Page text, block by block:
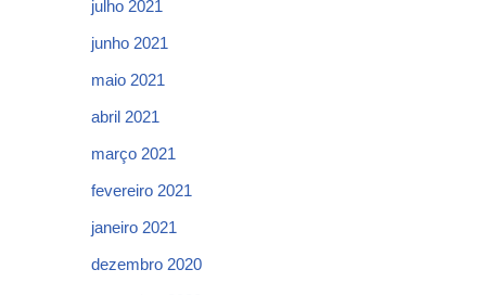
julho 2021
junho 2021
maio 2021
abril 2021
março 2021
fevereiro 2021
janeiro 2021
dezembro 2020